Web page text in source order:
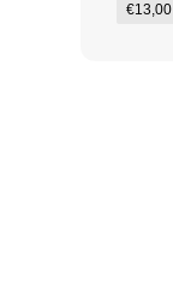
€13,00